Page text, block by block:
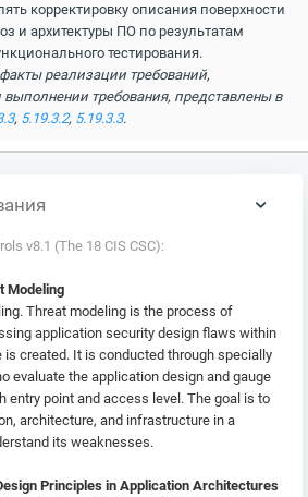
корректировку описания поверхности
и архитектуры ПО по результатам
тестирования.
реализации требований,
требования, представлены в
, 5.19.3.2, 5.19.3.3.
v8.1 (The 18 CIS CSC):
Modeling
Threat modeling is the process of
application security design flaws within
is created. It is conducted through specially
evaluate the application design and gauge
entry point and access level. The goal is to
architecture, and infrastructure in a
its weaknesses.
Principles in Application Architectures